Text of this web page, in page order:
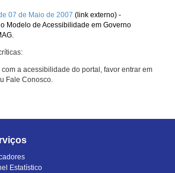
07 de Maio de 2007 (link externo) -
Modelo de Acessibilidade em Governo
a acessibilidade do portal, favor entrar em
Fale Conosco.
Estatístico